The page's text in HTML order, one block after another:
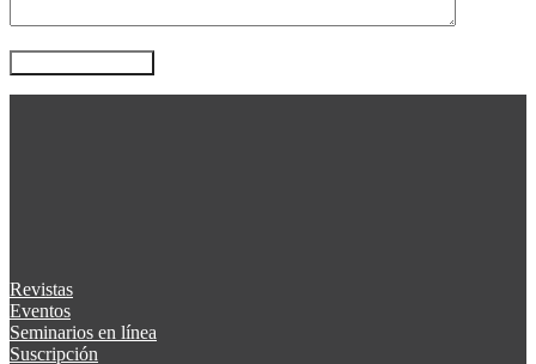
Revistas
Eventos
Seminarios en línea
Suscripción